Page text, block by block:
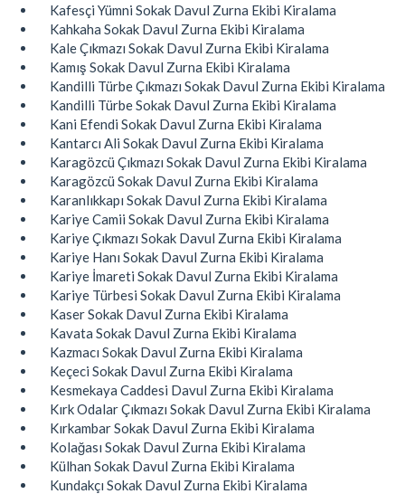
Kafesçi Yümni Sokak Davul Zurna Ekibi Kiralama
Kahkaha Sokak Davul Zurna Ekibi Kiralama
Kale Çıkmazı Sokak Davul Zurna Ekibi Kiralama
Kamış Sokak Davul Zurna Ekibi Kiralama
Kandilli Türbe Çıkmazı Sokak Davul Zurna Ekibi Kiralama
Kandilli Türbe Sokak Davul Zurna Ekibi Kiralama
Kani Efendi Sokak Davul Zurna Ekibi Kiralama
Kantarcı Ali Sokak Davul Zurna Ekibi Kiralama
Karagözcü Çıkmazı Sokak Davul Zurna Ekibi Kiralama
Karagözcü Sokak Davul Zurna Ekibi Kiralama
Karanlıkkapı Sokak Davul Zurna Ekibi Kiralama
Kariye Camii Sokak Davul Zurna Ekibi Kiralama
Kariye Çıkmazı Sokak Davul Zurna Ekibi Kiralama
Kariye Hanı Sokak Davul Zurna Ekibi Kiralama
Kariye İmareti Sokak Davul Zurna Ekibi Kiralama
Kariye Türbesi Sokak Davul Zurna Ekibi Kiralama
Kaser Sokak Davul Zurna Ekibi Kiralama
Kavata Sokak Davul Zurna Ekibi Kiralama
Kazmacı Sokak Davul Zurna Ekibi Kiralama
Keçeci Sokak Davul Zurna Ekibi Kiralama
Kesmekaya Caddesi Davul Zurna Ekibi Kiralama
Kırk Odalar Çıkmazı Sokak Davul Zurna Ekibi Kiralama
Kırkambar Sokak Davul Zurna Ekibi Kiralama
Kolağası Sokak Davul Zurna Ekibi Kiralama
Külhan Sokak Davul Zurna Ekibi Kiralama
Kundakçı Sokak Davul Zurna Ekibi Kiralama